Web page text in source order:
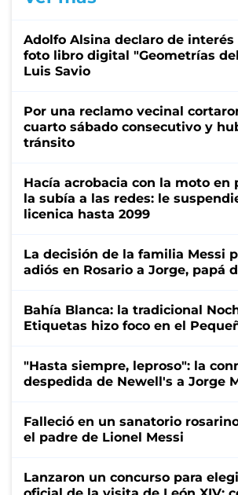
Adolfo Alsina declaro de
foto libro digital "Geometrías
Luis Savio
Por una reclamo vecinal
cuarto sábado consecutivo y
tránsito
Hacía acrobacia con la moto en
la subía a las redes: le
licenica hasta 2099
La decisión de la familia Messi
adiós en Rosario a Jorge, papá
Bahía Blanca: la tradicional
Etiquetas hizo foco en el
"Hasta siempre, leproso": la
despedida de Newell's a Jorge
Falleció en un sanatorio
el padre de Lionel Messi
Lanzaron un concurso para